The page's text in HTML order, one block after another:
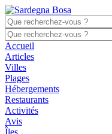
Accueil
Articles
Villes
Plages
Hébergements
Restaurants
Activités
Avis
Îles